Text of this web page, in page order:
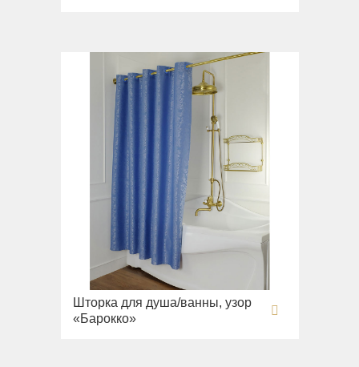
Шторка для душа/ванны, узор
«Барокко»